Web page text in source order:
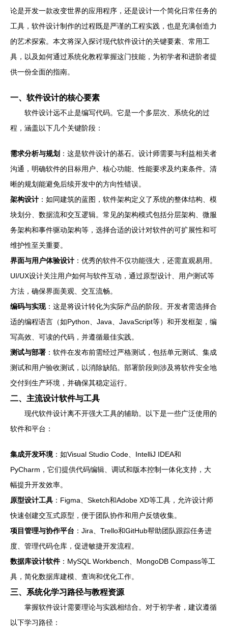
论是开发一款改变世界的应用程序，还是设计一个简化日常任务的
工具，软件设计制作的过程既是严谨的工程实践，也是充满创造力
的艺术探索。本文将深入探讨现代软件设计的关键要素、常用工
具，以及如何通过系统化教程掌握这门技能，为初学者和进阶者提
供一份全面的指南。
一、软件设计的核心要素
软件设计远不止是编写代码。它是一个多层次、系统化的过
程，涵盖以下几个关键阶段：
需求分析与规划 ：这是软件设计的基石。设计师需要与利益相关者
沟通，明确软件的目标用户、核心功能、性能要求及约束条件。清
晰的规划能避免后续开发中的方向性错误。
架构设计 ：如同建筑的蓝图，软件架构定义了系统的整体结构、模
块划分、数据流和交互逻辑。常见的架构模式包括分层架构、微服
务架构和事件驱动架构等，选择合适的设计对软件的可扩展性和可
维护性至关重要。
界面与用户体验设计 ：优秀的软件不仅功能强大，还需直观易用。
UI/UX设计关注用户如何与软件互动，通过原型设计、用户测试等
方法，确保界面美观、交互流畅。
编码与实现：这是将设计转化为实际产品的阶段。开发者需选择合
适的编程语言（如Python、Java、JavaScript等）和开发框架，编
写高效、可读的代码，并遵循最佳实践。
测试与部署 ：软件在发布前需经过严格测试，包括单元测试、集成
测试和用户验收测试，以消除缺陷。部署阶段则涉及将软件安全地
交付到生产环境，并确保其稳定运行。
二、主流设计软件与工具
现代软件设计离不开强大工具的辅助。以下是一些广泛使用的
软件和平台：
集成开发环境：如Visual Studio Code、IntelliJ IDEA和
PyCharm，它们提供代码编辑、调试和版本控制一体化支持，大
幅提升开发效率。
原型设计工具 ：Figma、Sketch和Adobe XD等工具，允许设计师
快速创建交互式原型，便于团队协作和用户反馈收集。
项目管理与协作平台 ：Jira、Trello和GitHub帮助团队跟踪任务进
度、管理代码仓库，促进敏捷开发流程。
数据库设计软件：MySQL Workbench、MongoDB Compass等工
具，简化数据库建模、查询和优化工作。
三、系统化学习路径与教程资源
掌握软件设计需要理论与实践相结合。对于初学者，建议遵循
以下学习路径：